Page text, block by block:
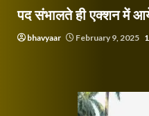
पद संभालते ही एक्शन में
bhavyaar February 9, 2025